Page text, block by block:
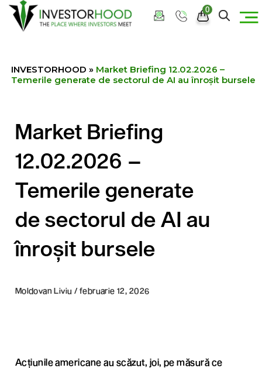
0
INVESTORHOOD » Market Briefing 12.02.2026 –
Temerile generate de sectorul de AI au înroșit bursele
Market Briefing
12.02.2026 –
Temerile generate
de sectorul de AI au
înroșit bursele
Moldovan Liviu / februarie 12, 2026
Acțiunile americane au scăzut, joi, pe măsură ce